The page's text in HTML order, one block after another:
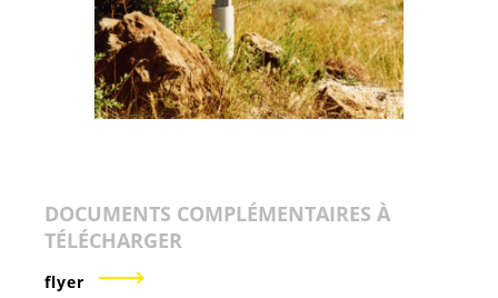
DOCUMENTS COMPLÉMENTAIRES À
TÉLÉCHARGER
flyer